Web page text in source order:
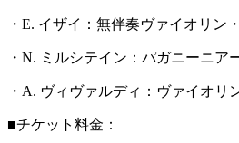
・E. イザイ：無伴奏ヴァイオリン
・N. ミルシテイン：パガニーニア
・A. ヴィヴァルディ：ヴァイオリ
■チケット料金：